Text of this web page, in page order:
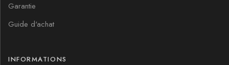
Garantie
Guide d'achat
INFORMATIONS